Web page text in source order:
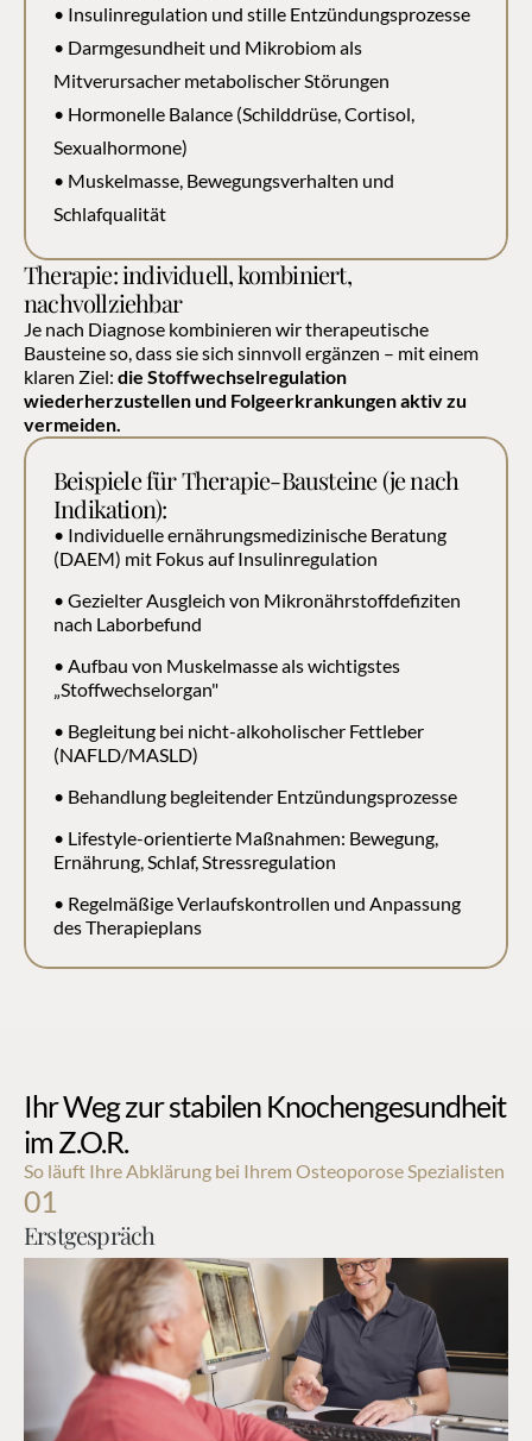
• Insulinregulation und stille Entzündungsprozesse
• Darmgesundheit und Mikrobiom als
Mitverursacher metabolischer Störungen
• Hormonelle Balance (Schilddrüse, Cortisol,
Sexualhormone)
• Muskelmasse, Bewegungsverhalten und
Schlafqualität
Therapie: individuell, kombiniert,
nachvollziehbar
Je nach Diagnose kombinieren wir therapeutische
Bausteine so, dass sie sich sinnvoll ergänzen – mit einem
klaren Ziel: die Stoffwechselregulation
wiederherzustellen und Folgeerkrankungen aktiv zu
vermeiden.
Beispiele für Therapie-Bausteine (je nach
Indikation):
• Individuelle ernährungsmedizinische Beratung
(DAEM) mit Fokus auf Insulinregulation
• Gezielter Ausgleich von Mikronährstoffdefiziten
nach Laborbefund
• Aufbau von Muskelmasse als wichtigstes
„Stoffwechselorgan"
• Begleitung bei nicht-alkoholischer Fettleber
(NAFLD/MASLD)
• Behandlung begleitender Entzündungsprozesse
• Lifestyle-orientierte Maßnahmen: Bewegung,
Ernährung, Schlaf, Stressregulation
• Regelmäßige Verlaufskontrollen und Anpassung
des Therapieplans
Ihr Weg zur stabilen Knochengesundheit
im Z.O.R.
So läuft Ihre Abklärung bei Ihrem Osteoporose Spezialisten in
01
Erstgespräch